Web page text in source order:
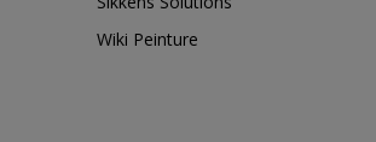
Wiki Peinture